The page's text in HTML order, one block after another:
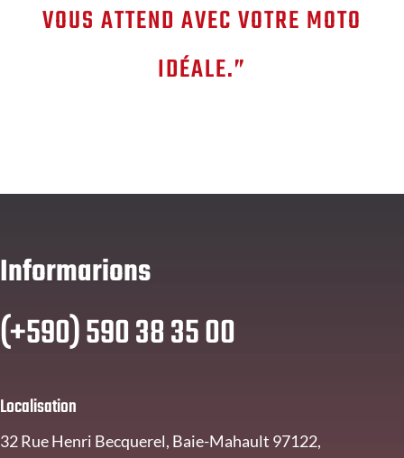
VOUS ATTEND AVEC VOTRE MOTO
IDÉALE.”
Informarions
(+590) 590 38 35 00
Localisation
32 Rue Henri Becquerel, Baie-Mahault 97122,